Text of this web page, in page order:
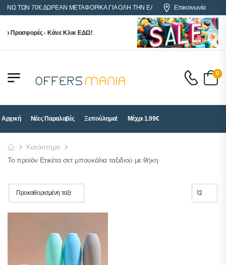
ΑΝΩ ΤΩΝ 70€ ΔΩΡΕΑΝ ΜΕΤΑΦΟΡΙΚΑ ΓΙΑ ΟΛΗ ΤΗΝ ΕΛΛΑΔΑ Επικοινωνία
Προσφορές - Κάνε Κλικ ΕΔΩ!
0
Αρχική Νέες Παραλαβές Ξεπούλημα! Μέχρι 1.99€
Κατάστημα
Το προϊόν Ετικέτα σετ μπουκάλια ταξιδιού με θήκη